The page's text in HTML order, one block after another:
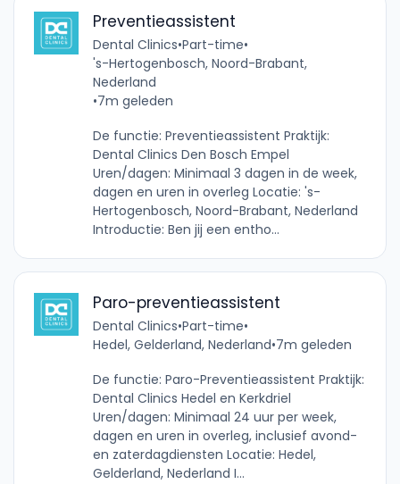
Preventieassistent
Dental Clinics•Part-time•
's-Hertogenbosch, Noord-Brabant,
Nederland
•7m geleden
De functie: Preventieassistent Praktijk:
Dental Clinics Den Bosch Empel
Uren/dagen: Minimaal 3 dagen in de week,
dagen en uren in overleg Locatie: 's-
Hertogenbosch, Noord-Brabant, Nederland
Introductie: Ben jij een entho...
Paro-preventieassistent
Dental Clinics•Part-time•
Hedel, Gelderland, Nederland•7m geleden
De functie: Paro-Preventieassistent Praktijk:
Dental Clinics Hedel en Kerkdriel
Uren/dagen: Minimaal 24 uur per week,
dagen en uren in overleg, inclusief avond-
en zaterdagdiensten Locatie: Hedel,
Gelderland, Nederland I...